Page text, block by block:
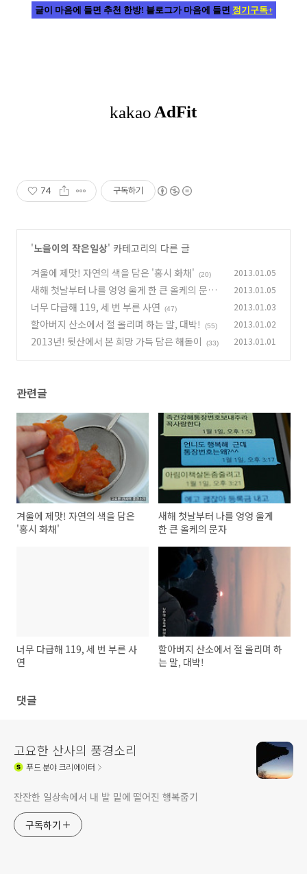
글이 마음에 들면 추천 한방! 블로그가 마음에 들면 정기구독+
74 구독하기
'노을이의 작은일상' 카테고리의 다른 글
겨울에 제맛! 자연의 색을 담은 '홍시 화채'
(20) 2013.01.05
새해 첫날부터 나를 엉엉 울게 한 큰 올케의 문자
(37)
2013.01.05
너무 다급해 119, 세 번 부른 사연 (47) 2013.01.03
할아버지 산소에서 절 올리며 하는 말, 대박! (55) 2013.01.02
2013년! 뒷산에서 본 희망 가득 담은 해돋이 (33) 2013.01.01
관련글
겨울에 제맛! 자연의 색을 담은
'홍시 화채'
새해 첫날부터 나를 엉엉 울게
한 큰 올케의 문자
너무 다급해 119, 세 번 부른 사
연
할아버지 산소에서 절 올리며 하
는 말, 대박!
댓글
고요한 산사의 풍경소리
푸드분야 크리에이터
잔잔한 일상속에서 내 발 밑에 떨어진 행복줍기
구독하기